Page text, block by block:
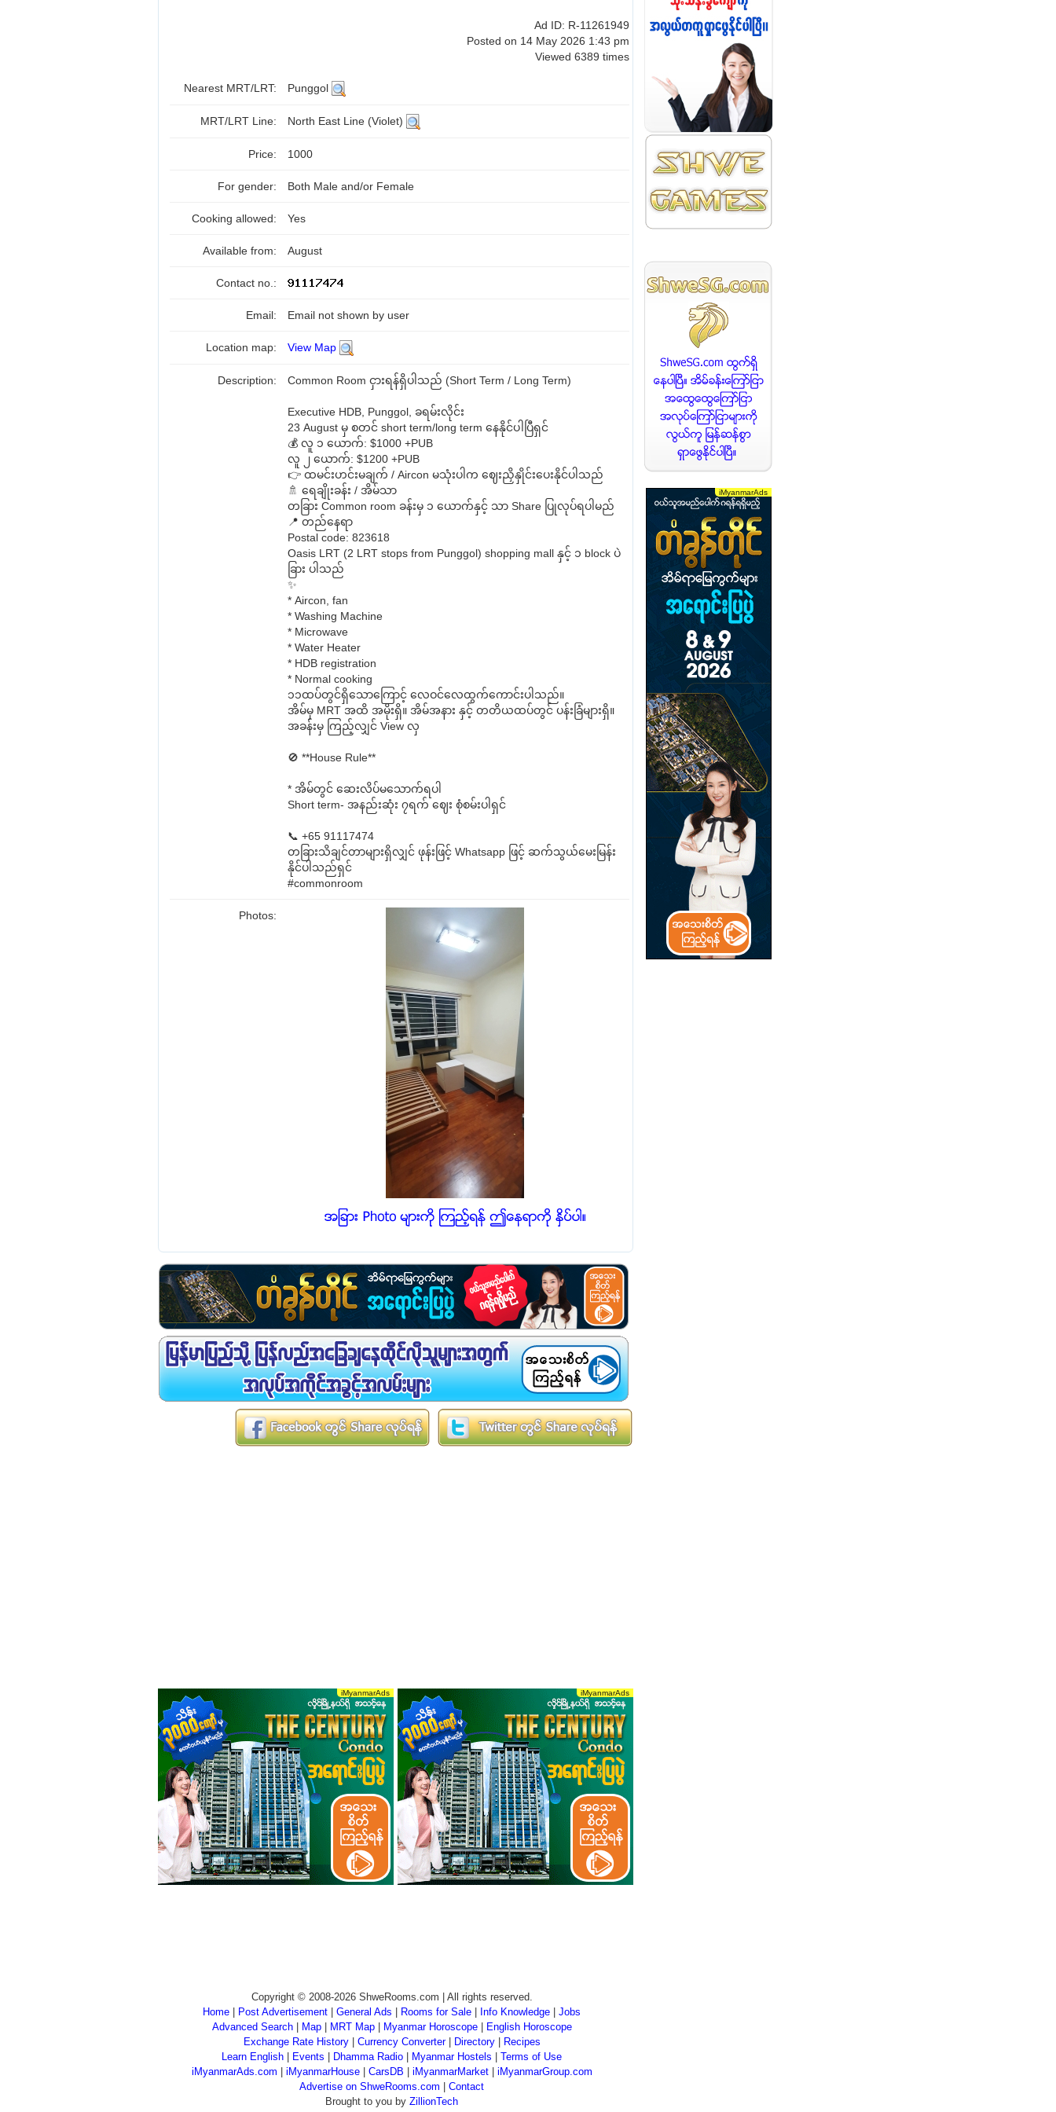
Ad ID: R-11261949
Posted on 14 May 2026 1:43 pm
Viewed 6389 times
Nearest MRT/LRT: Punggol
MRT/LRT Line: North East Line (Violet)
Price: 1000
For gender: Both Male and/or Female
Cooking allowed: Yes
Available from: August
Contact no.:
Email: Email not shown by user
Location map: View Map
Description: Common Room ငှားရန်ရှိပါသည် (Short Term / Long Term)
Executive HDB, Punggol, ခရမ်းလိုင်း
23 August မှ စတင် short term/long term နေနိုင်ပါပြီရှင်
💰 လူ ၁ ယောက်: $1000 +PUB
လူ ၂ ယောက်: $1200 +PUB
👉 ထမင်းဟင်းမချက် / Aircon မသုံးပါက ဈေးညှိနှိုင်းပေးနိုင်ပါသည်
🚿 ရေချိုးခန်း / အိမ်သာ
တခြား Common room ခန်းမှ ၁ ယောက်နှင့် သာ Share ပြုလုပ်ရပါမည်
📍 တည်နေရာ
Postal code: 823618
Oasis LRT (2 LRT stops from Punggol) shopping mall နှင့် ၁ block ပဲ
ခြား ပါသည်
✨
* Aircon, fan
* Washing Machine
* Microwave
* Water Heater
* HDB registration
* Normal cooking
၁၁ထပ်တွင်ရှိသောကြောင့် လေဝင်လေထွက်ကောင်းပါသည်။
အိမ်မှ MRT အထိ အမိုးရှိ။ အိမ်အနား နှင့် တတိယထပ်တွင် ပန်းခြံများရှိ။
အခန်းမှ ကြည့်လျှင် View လှ
🚫 **House Rule**
* အိမ်တွင် ဆေးလိပ်မသောက်ရပါ
Short term- အနည်းဆုံး ၇ရက် ဈေး စုံစမ်းပါရှင်
📞 +65 91117474
တခြားသိချင်တာများရှိလျှင် ဖုန်းဖြင့် Whatsapp ဖြင့် ဆက်သွယ်မေးမြန်း
နိုင်ပါသည်ရှင်
#commonroom
Photos:
Copyright © 2008-2026 ShweRooms.com | All rights reserved.
Home
Post Advertisement General Ads Rooms for Sale Info Knowledge
Jobs
Advanced Search| Map| MRT Map| Myanmar Horoscope|
English Horoscope
Exchange Rate History| Currency Converter| Directory|
Recipes
Learn English
Events Dhamma Radio Myanmar Hostels
Terms of Use
iMyanmarAds.com
iMyanmarHouse| CarsDB iMyanmarMarket| iMyanmarGroup.com
Advertise on ShweRooms.com
Contact
Brought to you by ZillionTech